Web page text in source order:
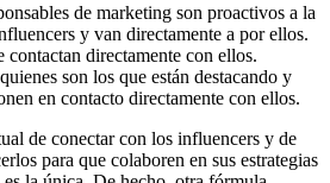
de marketing son proactivos a la
y van directamente a por ellos.
directamente con ellos.
son los que están destacando y
en contacto directamente con ellos.
de conectar con los influencers y de
para que colaboren en sus estrategias